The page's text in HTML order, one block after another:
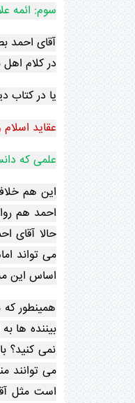
سوم: ائمه
آقای احمد
در کلام
یا در کتاب
عقاید
علمی که
این هم
حالا آقای
می تواند
اساس این
همینطور
بیننده ها
نمی کنید؟
می توانند
است مثل